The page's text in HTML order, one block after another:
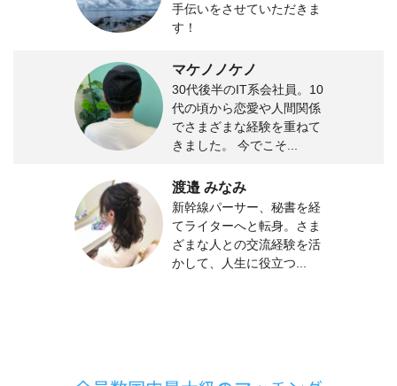
手伝いをさせていただきま
す！
マケノノケノ
30代後半のIT系会社員。10
代の頃から恋愛や人間関係
でさまざまな経験を重ねて
きました。 今でこそ...
渡邉 みなみ
新幹線パーサー、秘書を経
てライターへと転身。さま
ざまな人との交流経験を活
かして、人生に役立つ...